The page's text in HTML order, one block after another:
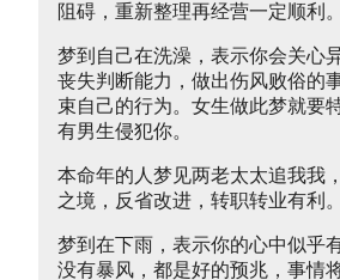
阻碍，重新整理再经营一定顺利。
梦到自己在洗澡，表示你会关心
丧失判断能力，做出伤风败俗的
束自己的行为。女生做此梦就要
有男生侵犯你。
本命年的人梦见两老太太追我我
之境，反省改进，转职转业有利。
梦到在下雨，表示你的心中似乎
没有暴风，都是好的预兆，事情